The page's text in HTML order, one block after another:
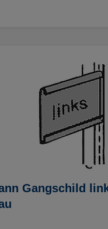
Gangschild